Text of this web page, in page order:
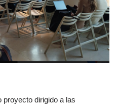
dirigido a las